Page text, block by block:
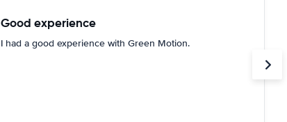
Good experience
I had a good experience with Green Motion.